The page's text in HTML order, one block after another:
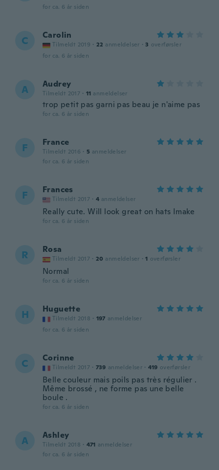
for ca. 6 år siden
C Carolin
Tilmeldt 2019 · 22 anmeldelser · 3 overførsler
for ca. 6 år siden
A Audrey
Tilmeldt 2017 · 11 anmeldelser
trop petit pas garni pas beau je n'aime pas
for ca. 6 år siden
F France
Tilmeldt 2016 · 5 anmeldelser
for ca. 6 år siden
F Frances
Tilmeldt 2017 · 4 anmeldelser
Really cute. Will look great on hats Imake
for ca. 6 år siden
R Rosa
Tilmeldt 2017 · 20 anmeldelser · 1 overførsler
Normal
for ca. 6 år siden
H Huguette
Tilmeldt 2018 · 197 anmeldelser
for ca. 6 år siden
C Corinne
Tilmeldt 2017 · 739 anmeldelser · 419 overførsler
Belle couleur mais poils pas très régulier .
Même brossé , ne forme pas une belle
boule .
for ca. 6 år siden
A Ashley
Tilmeldt 2018 · 471 anmeldelser
for ca. 6 år siden